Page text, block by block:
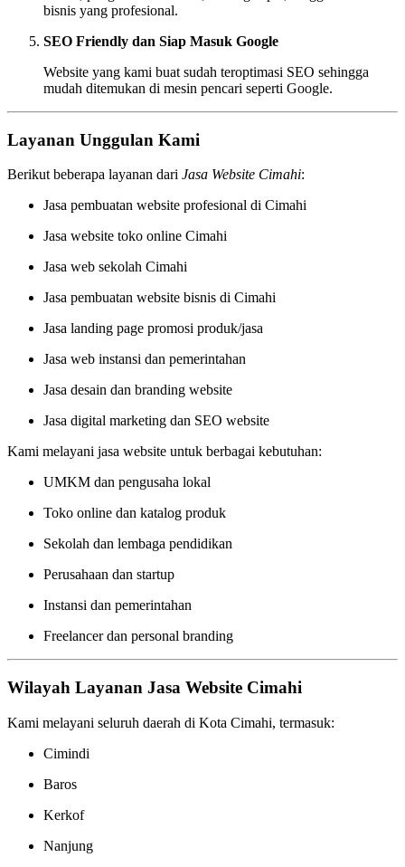
bisnis yang profesional.
SEO Friendly dan Siap Masuk Google
Website yang kami buat sudah teroptimasi SEO sehingga
mudah ditemukan di mesin pencari seperti Google.
Layanan Unggulan Kami
Berikut beberapa layanan dari Jasa Website Cimahi:
Jasa pembuatan website profesional di Cimahi
Jasa website toko online Cimahi
Jasa web sekolah Cimahi
Jasa pembuatan website bisnis di Cimahi
Jasa landing page promosi produk/jasa
Jasa web instansi dan pemerintahan
Jasa desain dan branding website
Jasa digital marketing dan SEO website
Kami melayani jasa website untuk berbagai kebutuhan:
UMKM dan pengusaha lokal
Toko online dan katalog produk
Sekolah dan lembaga pendidikan
Perusahaan dan startup
Instansi dan pemerintahan
Freelancer dan personal branding
Wilayah Layanan Jasa Website Cimahi
Kami melayani seluruh daerah di Kota Cimahi, termasuk:
Cimindi
Baros
Kerkof
Nanjung